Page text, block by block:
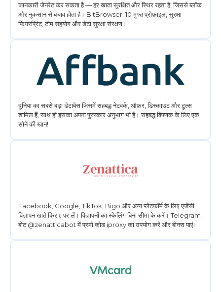
जानकारी जेनरेट कर सकता है — हर खाता सुरक्षित और स्थिर रहता है, जिससे ब्लॉक
और नुकसान से बचाव होता है। BitBrowser: 10 मुफ्त प्रोफ़ाइल, सुरक्षा
फिंगरप्रिंट, टीम सहयोग और डेटा सुरक्षा संरक्षण।
दुनिया का सबसे बड़ा डेटाबेस जिसमें सहबद्ध नेटवर्क, ऑफ़र, डिस्काउंट और टूल्स
शामिल हैं, साथ ही इसका अपना पुरस्कार अनुभाग भी है। सहबद्ध विपणक के लिए एक
सोने की खान!
Facebook, Google, TikTok, Bigo और अन्य प्लेटफ़ॉर्म के लिए एजेंसी
विज्ञापन खाते किराए पर लें। विज्ञापनों का स्केलिंग बिना सीमा के करें। Telegram
बोट @zenatticabot में प्रमो कोड iproxy का उपयोग करें और बोनस पाएं!